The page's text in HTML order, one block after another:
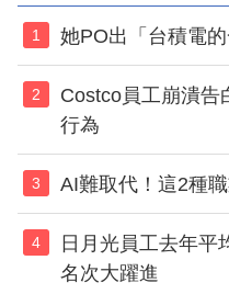
1 她PO出「台積電
2
Costco員工崩潰告
行為
3 AI難取代！這2種
4
日月光員工去年平
名次大躍進